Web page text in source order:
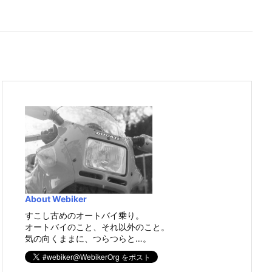
About Webiker
すこし古めのオートバイ乗り。
オートバイのこと、それ以外のこと。
気の向くままに、つらつらと…。